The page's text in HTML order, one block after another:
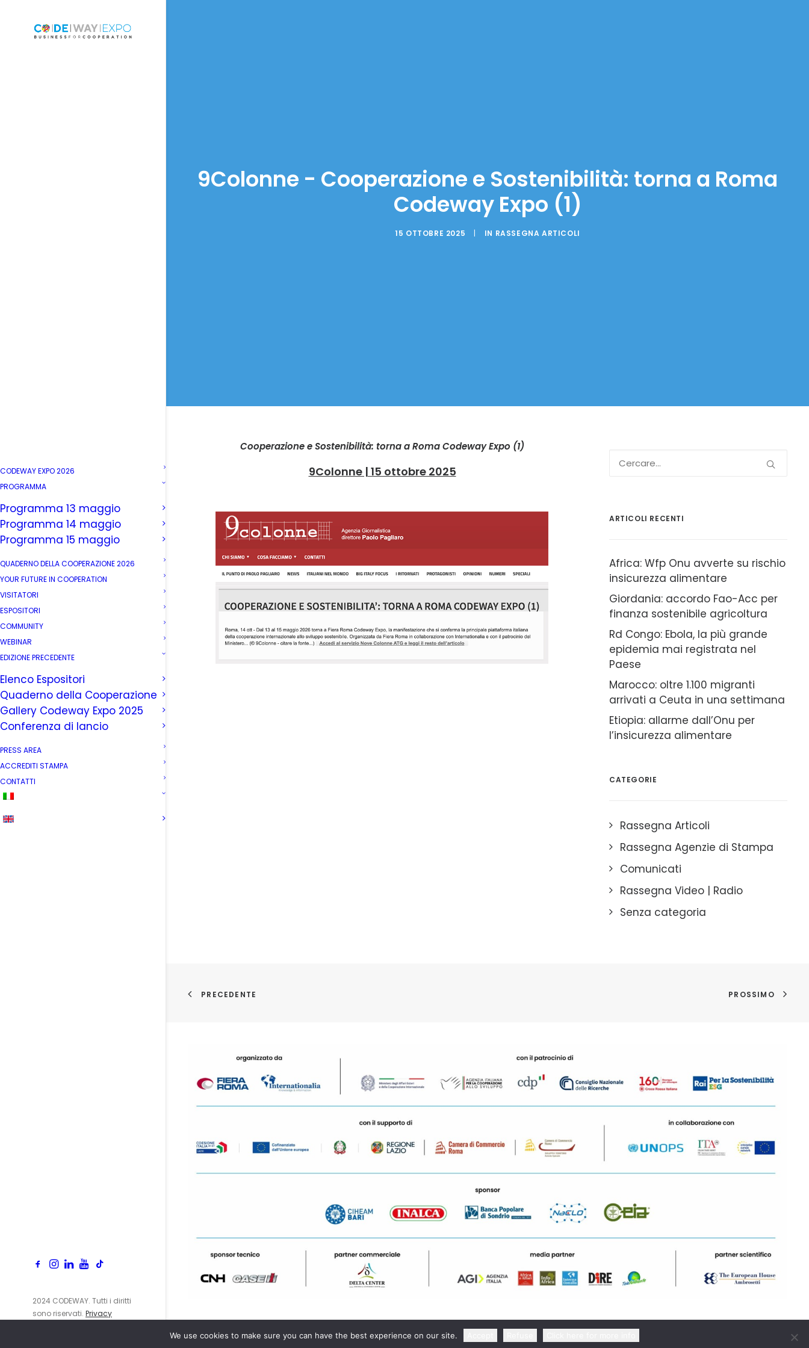
CODEWAY EXPO 2026
PROGRAMMA
Programma 13 maggio
Programma 14 maggio
Programma 15 maggio
QUADERNO DELLA COOPERAZIONE 2026
YOUR FUTURE IN COOPERATION
VISITATORI
ESPOSITORI
COMMUNITY
WEBINAR
EDIZIONE PRECEDENTE
Elenco Espositori
Quaderno della Cooperazione
Gallery Codeway Expo 2025
Conferenza di lancio
PRESS AREA
ACCREDITI STAMPA
CONTATTI
2024 CODEWAY. Tutti i diritti
sono riservati. Privacy
9Colonne - Cooperazione e Sostenibilità: torna a Roma
Codeway Expo (1)
15 OTTOBRE 2025 | IN RASSEGNA ARTICOLI
Cooperazione e Sostenibilità: torna a Roma Codeway Expo (1)
9Colonne | 15 ottobre 2025
ARTICOLI RECENTI
Africa: Wfp Onu avverte su rischio
insicurezza alimentare
Giordania: accordo Fao-Acc per
finanza sostenibile agricoltura
Rd Congo: Ebola, la più grande
epidemia mai registrata nel
Paese
Marocco: oltre 1.100 migranti
arrivati a Ceuta in una settimana
Etiopia: allarme dall’Onu per
l’insicurezza alimentare
CATEGORIE
Rassegna Articoli
Rassegna Agenzie di Stampa
Comunicati
Rassegna Video | Radio
Senza categoria
PRECEDENTE PROSSIMO
We use cookies to make sure you can have the best experience on our site.